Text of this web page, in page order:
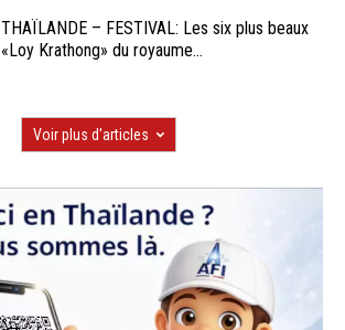
THAÏLANDE – FESTIVAL: Les six plus beaux
«Loy Krathong» du royaume...
Voir plus d'articles